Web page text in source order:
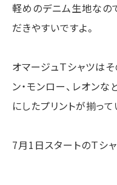
軽めのデニム生地なの
だきやすいですよ。
オマージュＴシャツはそ
ン・モンロー、レオン
にしたプリントが揃って
7月1日スタートのＴシ